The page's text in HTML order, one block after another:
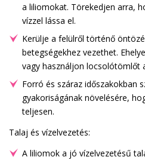
a liliomokat. Törekedjen arra,
vízzel lássa el.
Kerülje a felülről történő
betegségekhez vezethet.
vagy használjon locsolótömlőt
Forró és száraz időszakokban
gyakoriságának növelésére,
teljesen.
Talaj és vízelvezetés:
A liliomok a jó vízelvezetésű